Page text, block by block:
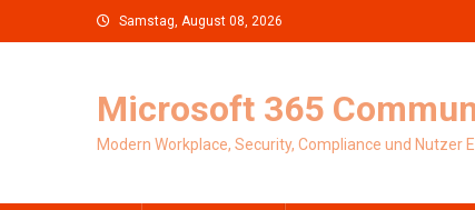
to
Samstag, August 08, 2026
Microsoft 365
Modern Workplace, Security, Compliance und Nutzer